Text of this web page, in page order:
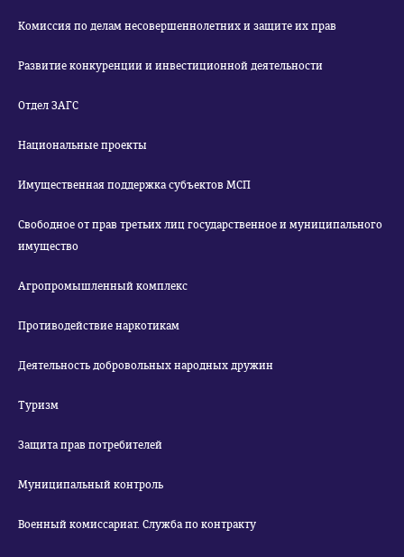
Комиссия по делам несовершеннолетних и защите их прав
Развитие конкуренции и инвестиционной деятельности
Отдел ЗАГС
Национальные проекты
Имущественная поддержка субъектов МСП
Свободное от прав третьих лиц государственное и муниципального
имущество
Агропромышленный комплекс
Противодействие наркотикам
Деятельность добровольных народных дружин
Туризм
Защита прав потребителей
Муниципальный контроль
Военный комиссариат. Служба по контракту